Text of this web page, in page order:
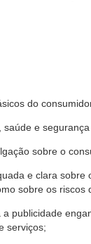
do
saúde e
sobre o
e clara sobre
sobre os
publicidade
serviços;